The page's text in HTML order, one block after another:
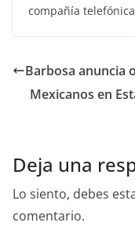
compañía
Barbosa anuncia
Mexicanos en
Deja una
Lo siento, debes
comentario.